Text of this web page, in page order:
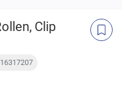
Clip